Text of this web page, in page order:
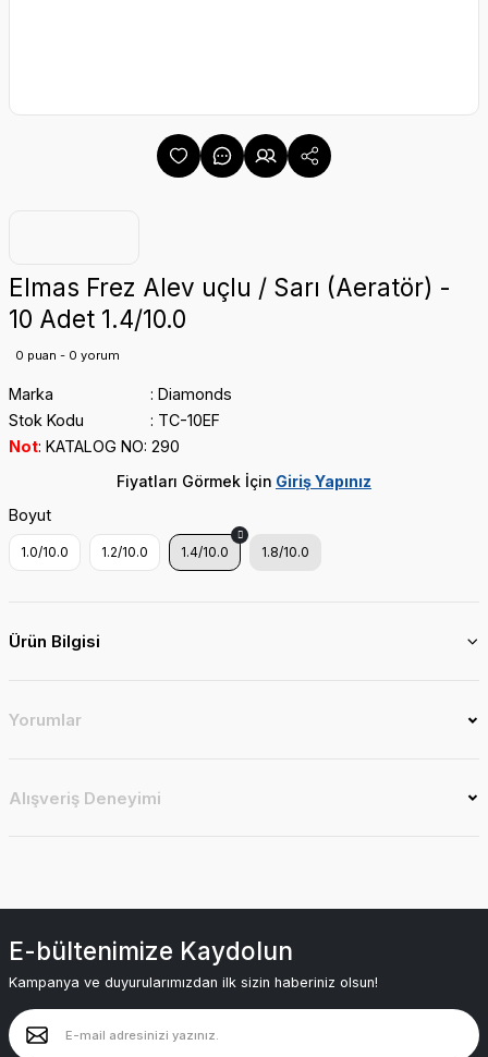
Elmas Frez Alev uçlu / Sarı (Aeratör) -
10 Adet 1.4/10.0
0 puan - 0 yorum
Marka
Diamonds
Stok Kodu
TC-10EF
Not KATALOG NO: 290
Fiyatları Görmek İçin Giriş Yapınız
Boyut
1.0/10.0 1.2/10.0 1.4/10.0 1.8/10.0
Ürün Bilgisi
Yorumlar
Alışveriş Deneyimi
E-bültenimize Kaydolun
Kampanya ve duyurularımızdan ilk sizin haberiniz olsun!